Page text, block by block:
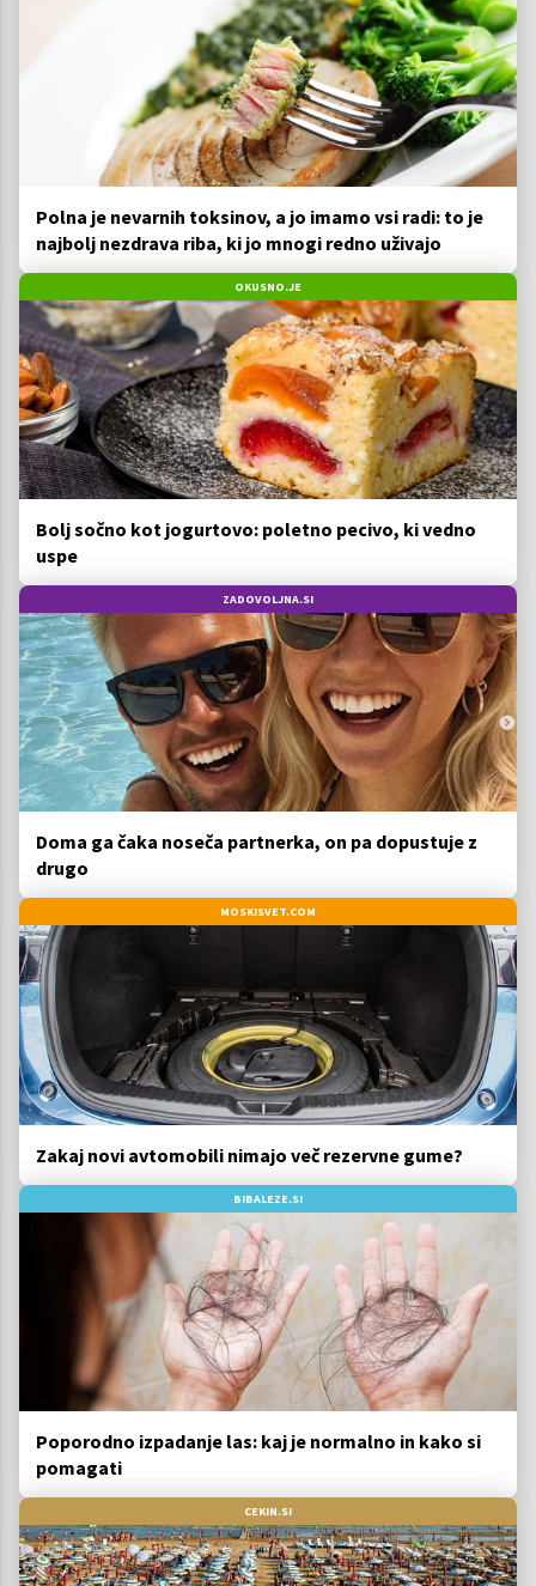
Polna je nevarnih toksinov, a jo imamo vsi radi: to je
najbolj nezdrava riba, ki jo mnogi redno uživajo
OKUSNO.JE
Bolj sočno kot jogurtovo: poletno pecivo, ki vedno
uspe
ZADOVOLJNA.SI
Doma ga čaka noseča partnerka, on pa dopustuje z
drugo
MOSKISVET.COM
Zakaj novi avtomobili nimajo več rezervne gume?
BIBALEZE.SI
Poporodno izpadanje las: kaj je normalno in kako si
pomagati
CEKIN.SI